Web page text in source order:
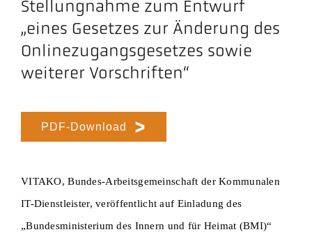
Stellungnahme zum Entwurf
„eines Gesetzes zur Änderung des
Onlinezugangsgesetzes sowie
weiterer Vorschriften“
PDF-Download
VITAKO, Bundes-Arbeitsgemeinschaft der Kommunalen
IT-Dienstleister, veröffentlicht auf Einladung des
„Bundesministerium des Innern und für Heimat (BMI)“